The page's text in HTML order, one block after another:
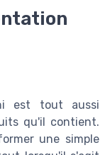
est tout aussi
qu'il contient.
une simple